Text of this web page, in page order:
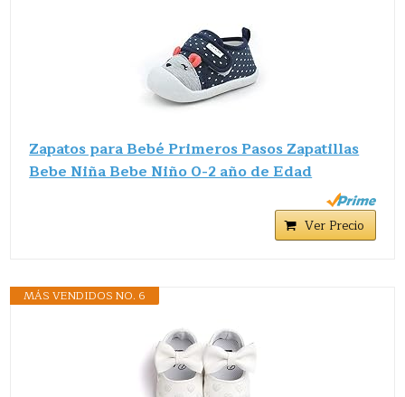
Zapatos para Bebé Primeros Pasos Zapatillas
Bebe Niña Bebe Niño 0-2 año de Edad
Ver Precio
MÁS VENDIDOS NO. 6